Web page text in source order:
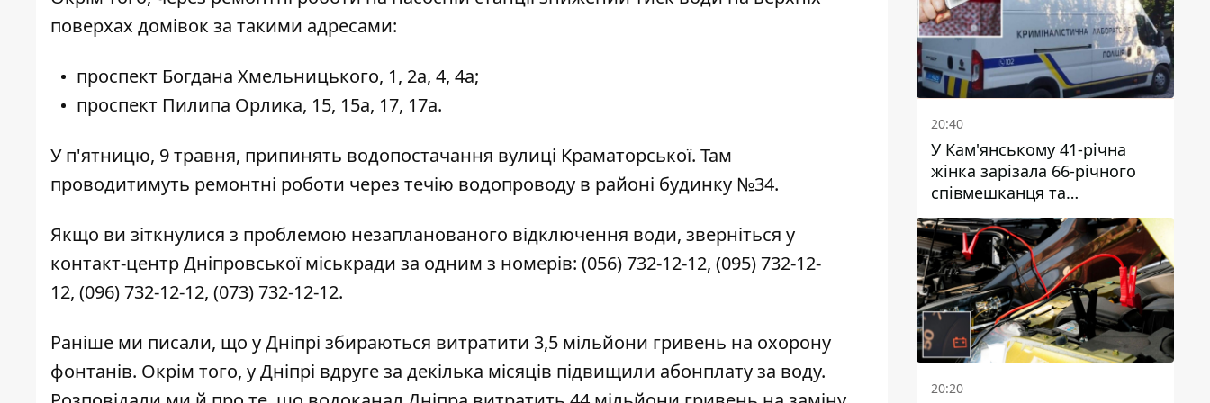
поверхах домівок за такими адресами:
проспект Богдана Хмельницького, 1, 2а, 4, 4а;
проспект Пилипа Орлика, 15, 15а, 17, 17а.
У п'ятницю, 9 травня, припинять водопостачання вулиці Краматорської. Там
проводитимуть ремонтні роботи через течію водопроводу в районі будинку №34.
Якщо ви зіткнулися з проблемою незапланованого відключення води, зверніться у
контакт-центр Дніпровської міськради за одним з номерів: (056) 732-12-12, (095) 732-12-
12, (096) 732-12-12, (073) 732-12-12.
Раніше ми писали, що у Дніпрі збираються витратити 3,5 мільйони гривень на охорону
фонтанів. Окрім того, у Дніпрі вдруге за декілька місяців підвищили абонплату за воду.
20:40
У Кам'янському 41-річна
жінка зарізала 66-річного
співмешканця та
намагалась обманути
поліцейських
20:20